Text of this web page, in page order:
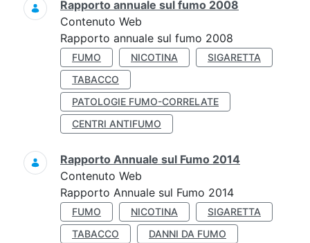
Rapporto annuale sul fumo 2008
Contenuto Web
Rapporto annuale sul fumo 2008
FUMO NICOTINA
SIGARETTA
TABACCO
PATOLOGIE FUMO-CORRELATE
CENTRI ANTIFUMO
Rapporto Annuale sul Fumo 2014
Contenuto Web
Rapporto Annuale sul Fumo 2014
FUMO NICOTINA
SIGARETTA
TABACCO
DANNI DA FUMO